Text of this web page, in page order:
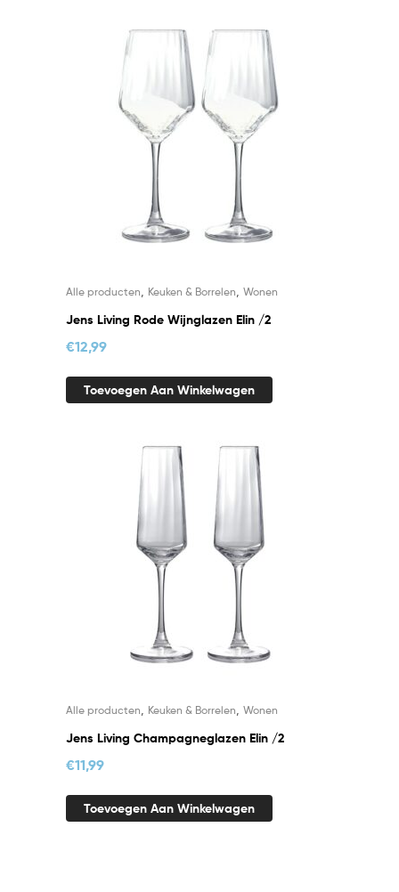
Alle producten Keuken & Borrelen Wonen
Jens Living Rode Wijnglazen Elin /2
€12,99
Toevoegen Aan Winkelwagen
Alle producten Keuken & Borrelen Wonen
Jens Living Champagneglazen Elin /2
€11,99
Toevoegen Aan Winkelwagen